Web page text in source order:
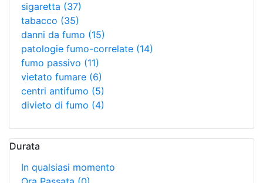
sigaretta (37)
tabacco (35)
danni da fumo (15)
patologie fumo-correlate (14)
fumo passivo (11)
vietato fumare (6)
centri antifumo (5)
divieto di fumo (4)
Durata
In qualsiasi momento